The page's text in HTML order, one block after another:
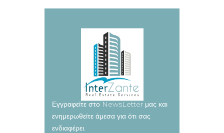
Εγγραφείτε στο NewsLetter μας και
ενημερωθείτε άμεσα για ότι σας
ενδιαφέρει.